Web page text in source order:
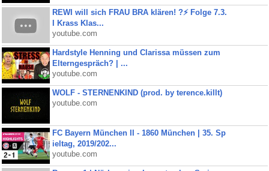
REWI will sich FRAU BRA klären! ?⚡️ Folge 7.3.
I Krass Klas...
youtube.com
Hardstyle Henning und Clarissa müssen zum
Elterngespräch? | ...
youtube.com
WOLF - STERNENKIND (prod. by terence.killt)
youtube.com
FC Bayern München II - 1860 München | 35. Sp
ieltag, 2019/202...
youtube.com